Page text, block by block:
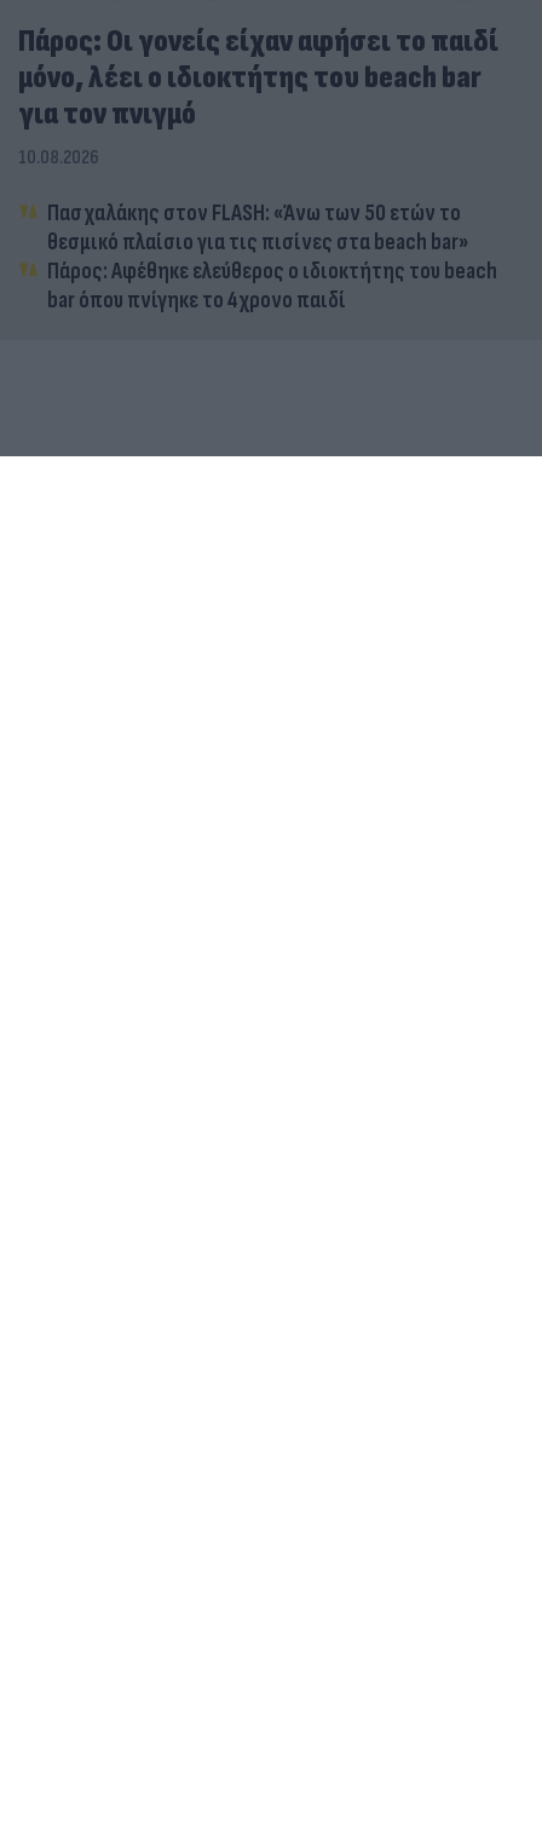
Πάρος: Οι γονείς είχαν αφήσει το παιδί
μόνο, λέει ο ιδιοκτήτης του beach bar
για τον πνιγμό
10.08.2026
Πασχαλάκης στον FLASH: «Άνω των 50 ετών το
θεσμικό πλαίσιο για τις πισίνες στα beach bar»
Πάρος: Αφέθηκε ελεύθερος ο ιδιοκτήτης του beach
bar όπου πνίγηκε το 4χρονο παιδί